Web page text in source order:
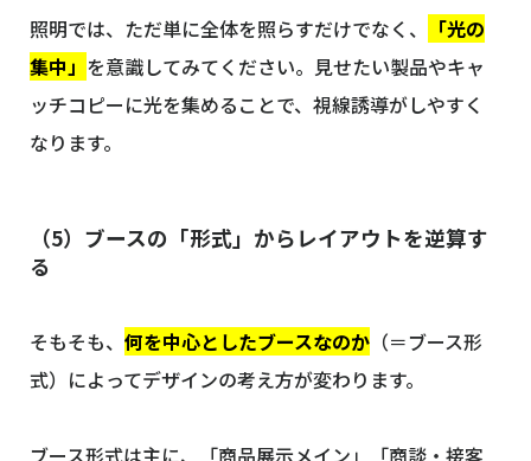
照明では、ただ単に全体を照らすだけでなく、
「光の
集中」 を意識してみてください。見せたい製品やキャ
ッチコピーに光を集めることで、視線誘導がしやすく
なります。
（5）ブースの「形式」からレイアウトを逆算す
る
そもそも、 何を中心としたブースなのか （＝ブース形
式）によってデザインの考え方が変わります。
ブース形式は主に、「商品展示メイン」「商談・接客